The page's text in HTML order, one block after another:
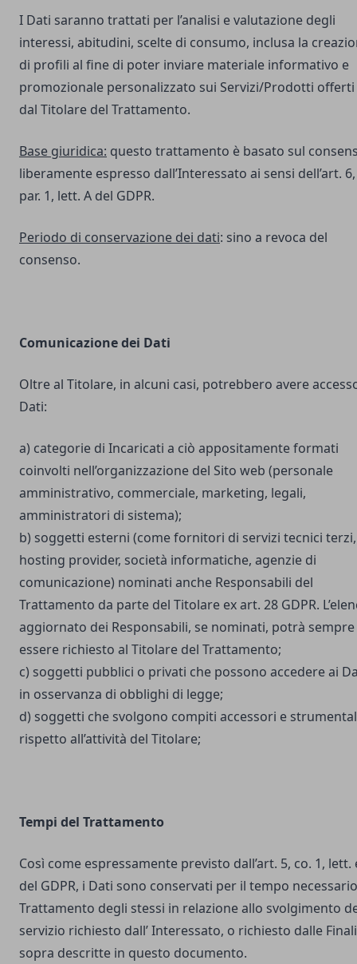
I Dati saranno trattati per l’analisi e valutazione degli
interessi, abitudini, scelte di consumo, inclusa la
di profili al fine di poter inviare materiale informativo e
promozionale personalizzato sui Servizi/Prodotti offerti
dal Titolare del Trattamento.
Base giuridica: questo trattamento è basato sul
liberamente espresso dall’Interessato ai sensi dell’art. 6,
par. 1, lett. A del GDPR.
Periodo di conservazione dei dati: sino a revoca del
consenso.
Comunicazione dei Dati
Oltre al Titolare, in alcuni casi, potrebbero avere
Dati:
a) categorie di Incaricati a ciò appositamente formati
coinvolti nell’organizzazione del Sito web (personale
amministrativo, commerciale, marketing, legali,
amministratori di sistema);
b) soggetti esterni (come fornitori di servizi tecnici terzi,
hosting provider, società informatiche, agenzie di
comunicazione) nominati anche Responsabili del
Trattamento da parte del Titolare ex art. 28 GDPR.
aggiornato dei Responsabili, se nominati, potrà sempre
essere richiesto al Titolare del Trattamento;
c) soggetti pubblici o privati che possono accedere ai
in osservanza di obblighi di legge;
d) soggetti che svolgono compiti accessori e
rispetto all’attività del Titolare;
Tempi del Trattamento
Così come espressamente previsto dall’art. 5, co. 1, lett.
del GDPR, i Dati sono conservati per il tempo
Trattamento degli stessi in relazione allo svolgimento
servizio richiesto dall’ Interessato, o richiesto dalle
sopra descritte in questo documento.